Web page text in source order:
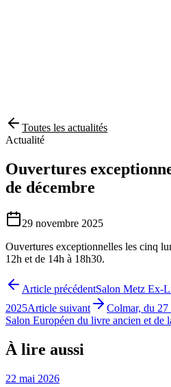
Toutes les actualités
Actualité
Ouvertures
de décembre
29 novembre 2025
Ouvertures exceptionnelles les cinq
12h et de 14h à 18h30.
Article précédentSalon Metz Ex-
2025Article suivant
Colmar, du 27
Salon Européen du livre ancien et
À lire aussi
22 mai 2026